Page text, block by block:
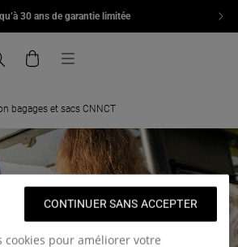
30 ans de garantie limitée
page d'accueil de eu.eastpak.com
Menu
bagages et sacs CNNCT
cookies pour améliorer votre
CONTINUER SANS ACCEPTER